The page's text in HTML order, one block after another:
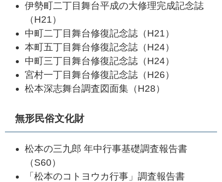
伊勢町二丁目舞台平成の大修理完成記念誌
（H21）
中町二丁目舞台修復記念誌（H21）
本町五丁目舞台修復記念誌（H24）
中町三丁目舞台修復記念誌（H24）
宮村一丁目舞台修復記念誌（H26）
松本深志舞台調査図面集（H28）
無形民俗文化財
松本の三九郎 年中行事基礎調査報告書
（S60）
「松本のコトヨウカ行事」調査報告書